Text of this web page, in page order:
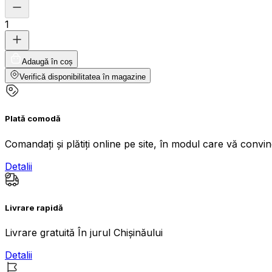
1
Adaugă în coș
Verifică disponibilitatea în magazine
Plată comodă
Comandați și plătiți online pe site, în modul care vă
Detalii
Livrare rapidă
Livrare gratuită În jurul Chișinăului
Detalii